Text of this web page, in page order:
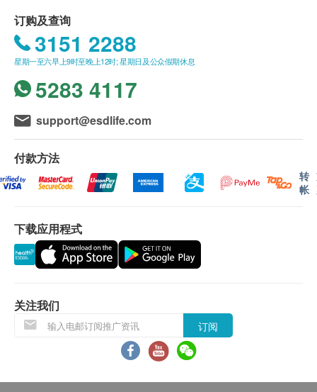
体重
体温
血压
心率
血脂
总胆固醇
高密度脂蛋白胆固醇
糖尿
随机血糖
肝功能
谷丙转氨酶
谷草转氨酶
通；
8）建议穿着宽松舒适衣物，方便穿脱；
9）体检报告书写得较为详细，故不包含解读报告；
如有疑问的话可以联系香港客户经理+852
51689180；
10）可以提供英文报告。
废。
体检时，如果遇到医生不会说广东话的情况，深圳
市卓正医疗可安排医护人员陪同提供翻译服务。
如果商户页面与体检计划页面的繁体中文、简体中
文、英文三个版本有任何抵触或不相符之处，应以
繁体中文版本为准。
二、報告領取和講解
體檢報告領取和講解（不包含胃镜/结肠镜/胃肠镜）
客人可在体检日确认报告语言（可选择简体中文或
体检报告会在体检后14日内发送，客户可选择以下
途径查看体检报告：
出具体检报告后，卓正会发送提醒讯息至客户
登入【卓正医疗】小程式查看报告；
预留E-mail，发送至邮箱内查看。
体检报告出具后可预约医生讲解报告（可选择普通
话 / 广东话 / 英语讲解），客户可选择以下渠道：
订购及查询
3151 2288
星期一至六早上9时至晚上12时; 星期日及公众假期休息
5283 4117
support@esdlife.com
付款方法
转
帐
下载应用程式
关注我们
订阅